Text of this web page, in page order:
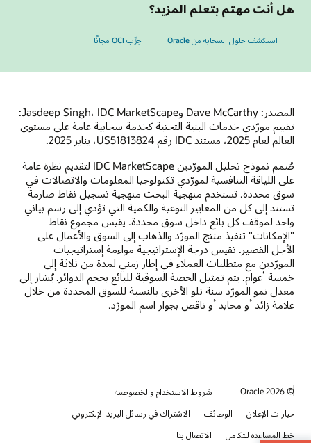
هل أنت مهتم بتعلم المزيد؟
استكشف حلول السحابة من Oracle جرِّب OCI مجانًا
المصدر: Dave McCarthy وJasdeep Singh، IDC MarketScape:
تقييم مورّدي خدمات البنية التحتية كخدمة سحابية عامة على مستوى
العالم لعام 2025، مستند IDC رقم US51813824، يناير 2025.
صُمم نموذج تحليل المورّدين IDC MarketScape لتقديم نظرة عامة
على اللياقة التنافسية لمورّدي تكنولوجيا المعلومات والاتصالات في
سوق محددة. تستخدم منهجية البحث منهجية تسجيل نقاط صارمة
تستند إلى كل من المعايير النوعية والكمية التي تؤدي إلى رسم بياني
واحد لموقف كل بائع داخل سوق محددة. يقيس مجموع نقاط
"الإمكانات" تنفيذ منتج المورّد والذهاب إلى السوق والأعمال على
الأجل القصير. تقيس درجة الإستراتيجية مواءمة إستراتيجيات
المورّدين مع متطلبات العملاء في إطار زمني لمدة من ثلاثة إلى
خمسة أعوام. يتم تمثيل الحصة السوقية للبائع بحجم الدوائر. يُشار إلى
معدل نمو المورّد سنة تلو الأخرى بالنسبة للسوق المحددة من خلال
علامة زائد أو محايد أو ناقص بجوار اسم المورّد.
© 2026 Oracle
شروط الاستخدام والخصوصية
خيارات الإعلان
الوظائف
الاشتراك في رسائل البريد الإلكتروني
خط المساعدة للتكامل
الاتصال بنا